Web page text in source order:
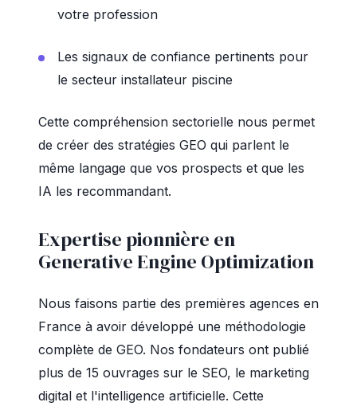
votre profession
Les signaux de confiance pertinents pour
le secteur installateur piscine
Cette compréhension sectorielle nous permet
de créer des stratégies GEO qui parlent le
même langage que vos prospects et que les
IA les recommandant.
Expertise pionnière en
Generative Engine Optimization
Nous faisons partie des premières agences en
France à avoir développé une méthodologie
complète de GEO. Nos fondateurs ont publié
plus de 15 ouvrages sur le SEO, le marketing
digital et l'intelligence artificielle. Cette